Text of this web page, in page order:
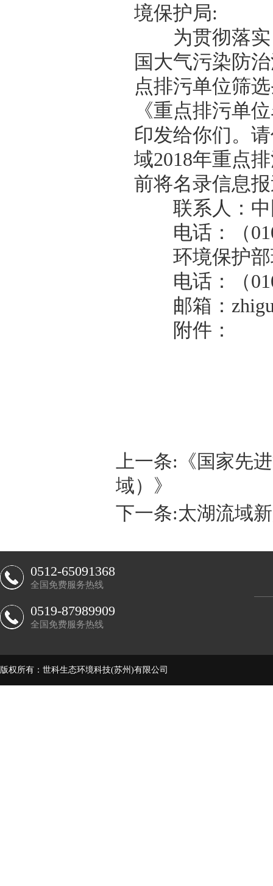
境保护局:
为贯彻落实
国大气污染防
点排污单位筛
《重点排污单
印发给你们。
域2018年重点
前将名录信息
联系人：中
电话：（010
环境保护部
电话：（010
邮箱：
附件：
上一条: 《国家先
域）》
下一条:太湖流域
0512-65091368
全国免费服务热线
0519-87989909
全国免费服务热线
版权所有：世科生态环境科技(苏州)有限公司